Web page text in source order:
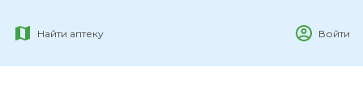
Найти аптеку Войти